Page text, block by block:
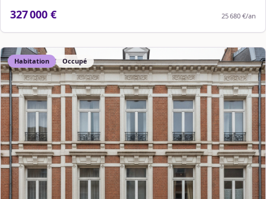
327 000 € 25 680 €/an
Habitation Occupé